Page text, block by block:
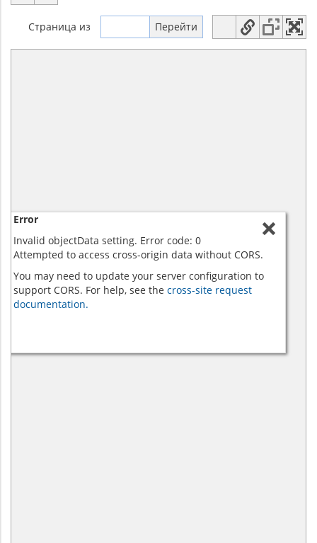
Страница из
Error
Invalid objectData setting. Error code: 0
Attempted to access cross-origin data without CORS.
You may need to update your server configuration to
support CORS. For help, see the cross-site request
documentation.